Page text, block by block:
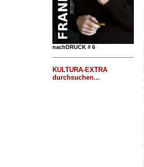
nachDRUCK # 6
KULTURA-EXTRA
durchsuchen...